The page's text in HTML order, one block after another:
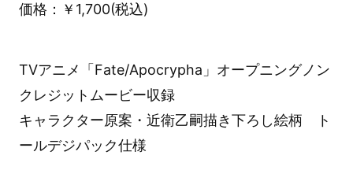
価格：￥1,700(税込)
TVアニメ「Fate/Apocrypha」オープニングノン
クレジットムービー収録
キャラクター原案・近衛乙嗣描き下ろし絵柄 ト
ールデジパック仕様